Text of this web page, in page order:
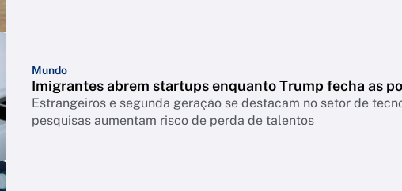
Mundo
Imigrantes abrem startups enquanto Trump fecha as
Estrangeiros e segunda geração se destacam no setor de
pesquisas aumentam risco de perda de talentos